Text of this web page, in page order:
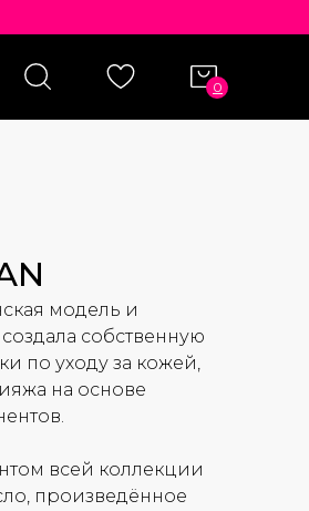
0
модель и
собственную
по уходу за кожей,
на основе
всей коллекции
произведённое